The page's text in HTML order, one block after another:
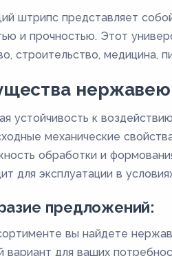
штрипс представляет
и прочностью. Этот
строительство, медицина,
устойчивость к
механические
обработки и
для эксплуатации в
предложений:
вы найдете
вариант для ваших